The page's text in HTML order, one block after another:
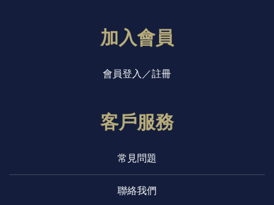
加入會員
會員登入／註冊
客戶服務
常見問題
聯絡我們